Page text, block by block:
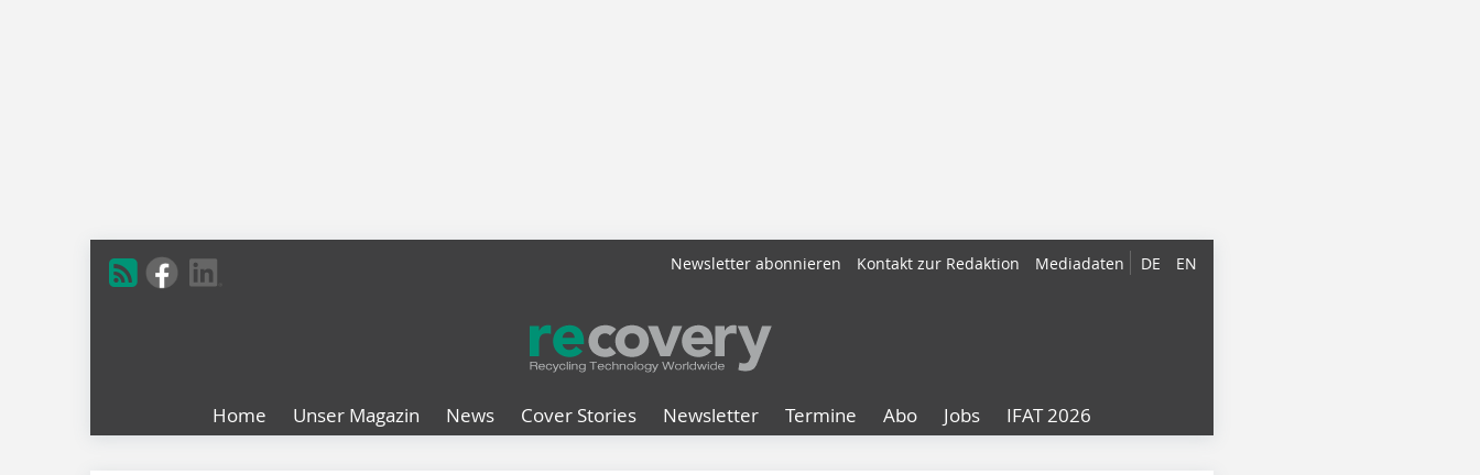
DE EN
Newsletter abonnieren Kontakt zur Redaktion Mediadaten
Home Unser Magazin News Cover Stories Newsletter Termine Abo Jobs IFAT 2026